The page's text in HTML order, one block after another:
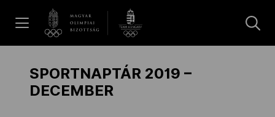
Hírek
SPORTNAPTÁR 2019 –
DECEMBER